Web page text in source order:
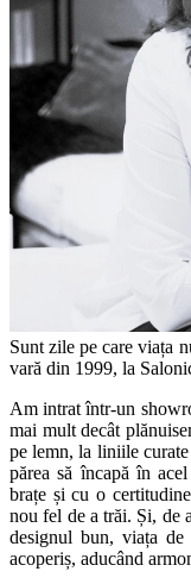
Sunt zile pe care viața
vară din 1999, la
Am intrat într-un
mai mult decât
pe lemn, la liniile
părea să încapă în
brațe și cu o
nou fel de a trăi. Și, de
designul bun, viața
acoperiș, aducând